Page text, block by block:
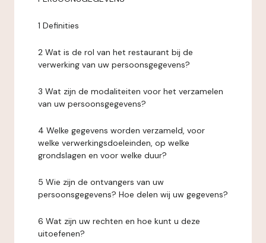
1 Definities
2 Wat is de rol van het restaurant bij de
verwerking van uw persoonsgegevens?
3 Wat zijn de modaliteiten voor het verzamelen
van uw persoonsgegevens?
4 Welke gegevens worden verzameld, voor
welke verwerkingsdoeleinden, op welke
grondslagen en voor welke duur?
5 Wie zijn de ontvangers van uw
persoonsgegevens? Hoe delen wij uw gegevens?
6 Wat zijn uw rechten en hoe kunt u deze
uitoefenen?